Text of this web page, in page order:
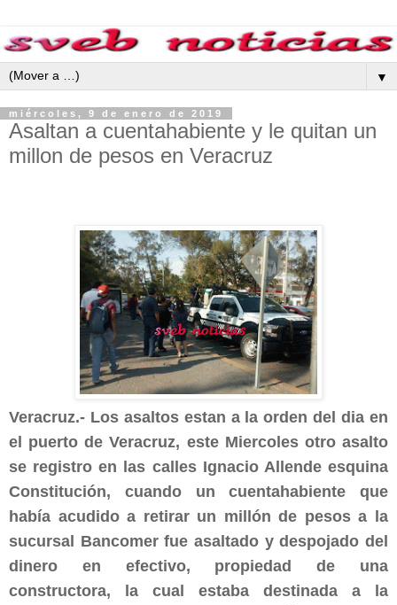
▼
miércoles, 9 de enero de 2019
Asaltan a cuentahabiente y le quitan un
millon de pesos en Veracruz
Veracruz.- Los asaltos estan a la orden del dia en
el puerto de Veracruz, este Miercoles otro asalto
se registro en las calles Ignacio Allende esquina
Constitución, cuando un cuentahabiente que
había acudido a retirar un millón de pesos a la
sucursal Bancomer fue asaltado ydespojado del
dinero en efectivo, propiedad de una
constructora, la cual estaba destinada a la